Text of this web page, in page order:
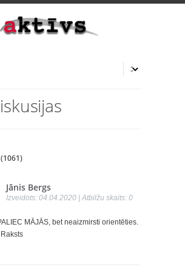
(1061)
Jānis Bergs
Izveidots: 04.04.2020 | Atbilžu skaits: 0
MĀJĀS, bet neaizmirsti orientēties.
Raksts